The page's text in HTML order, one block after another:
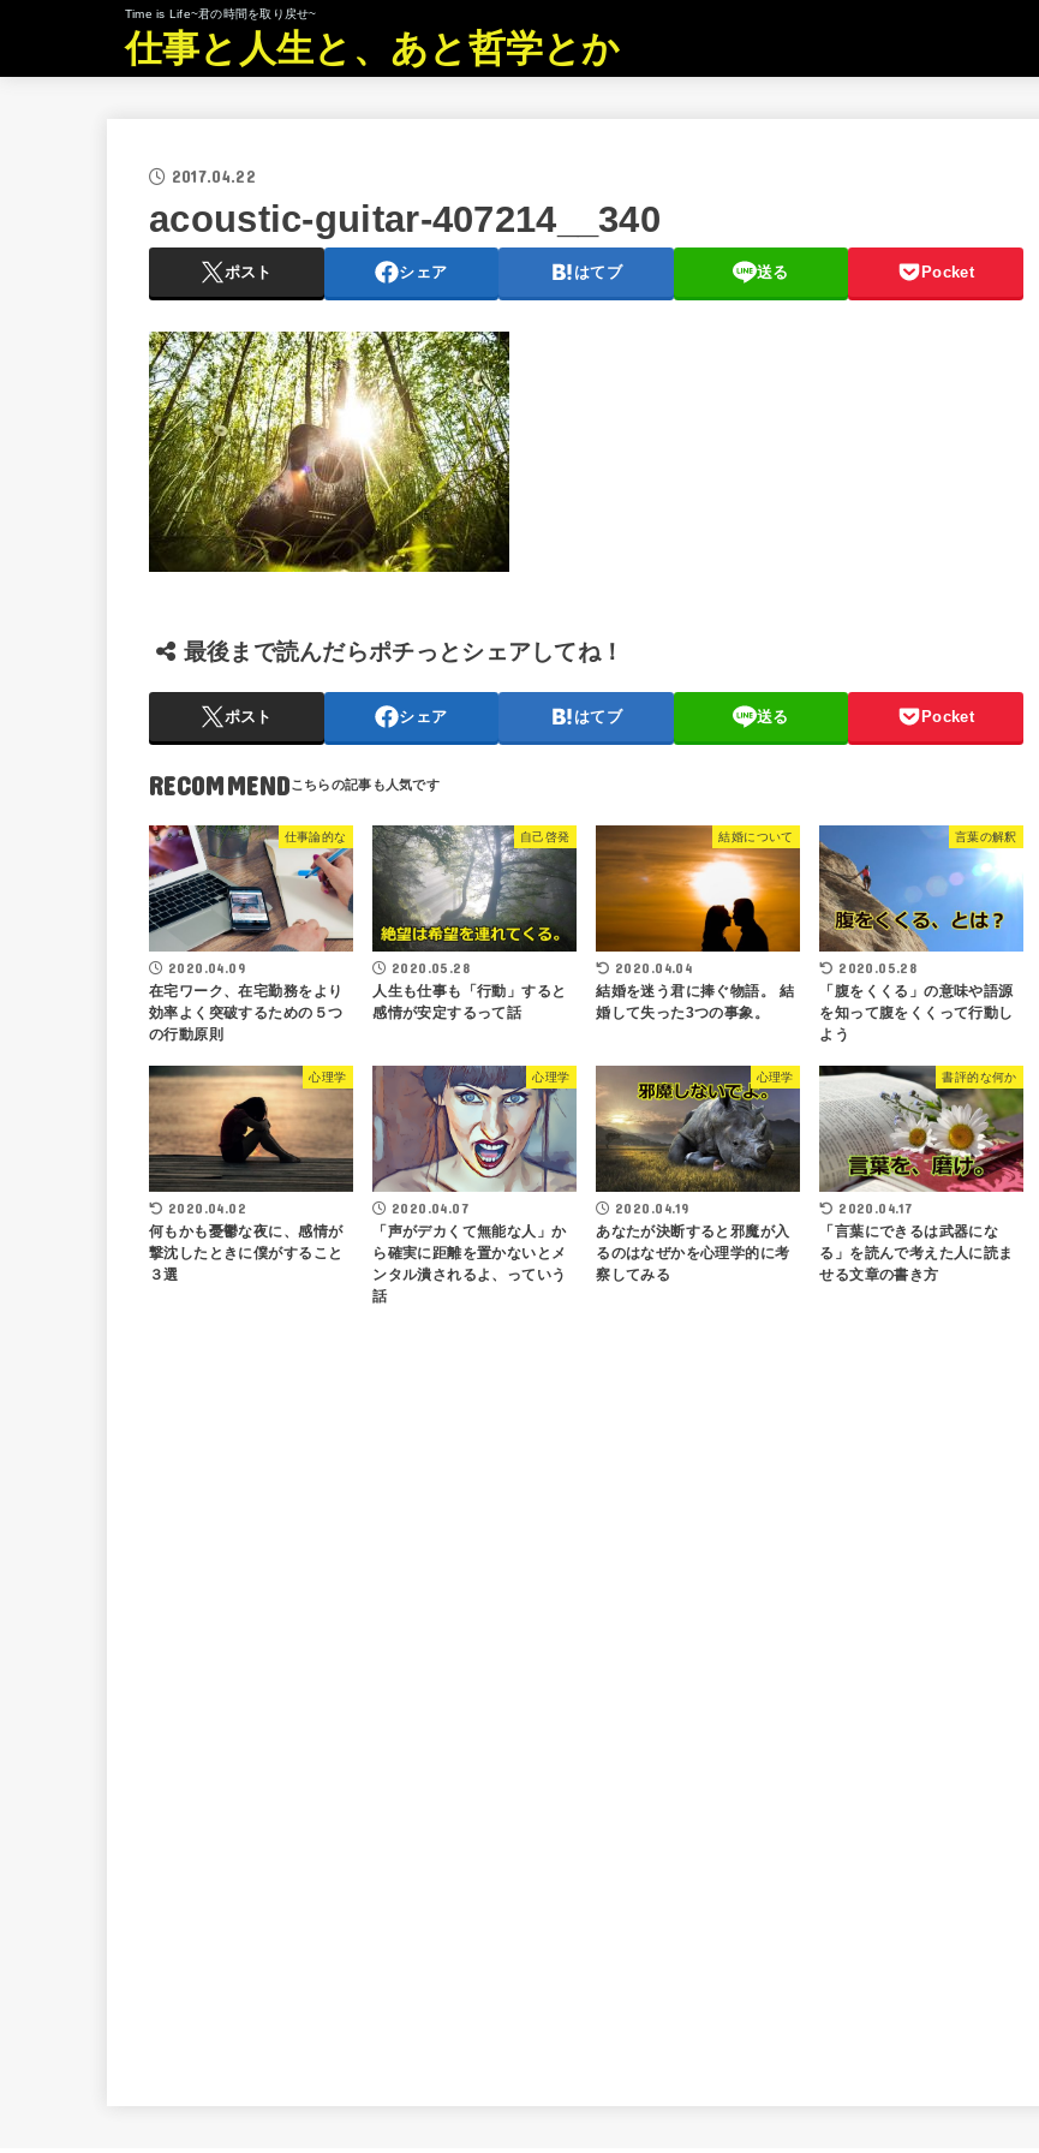
Time is Life~君の時間を取り戻せ~
仕事と人生と、あと哲学とか
2017.04.22
acoustic-guitar-407214__340
ポスト シェア はてブ 送る Pocket
最後まで読んだらポチっとシェアしてね！
ポスト シェア はてブ 送る Pocket
RECOMMEND
仕事論的な
2020.04.09
在宅ワーク、在宅勤務をより
効率よく突破するための５つ
の行動原則
自己啓発
2020.05.28
人生も仕事も「行動」すると
感情が安定するって話
結婚について
2020.04.04
結婚を迷う君に捧ぐ物語。 結
婚して失った3つの事象。
言葉の解釈
2020.05.28
「腹をくくる」の意味や語源
を知って腹をくくって行動し
よう
心理学
2020.04.02
何もかも憂鬱な夜に、感情が
撃沈したときに僕がすること
３選
心理学
2020.04.07
「声がデカくて無能な人」か
ら確実に距離を置かないとメ
ンタル潰されるよ、っていう
話
心理学
2020.04.19
あなたが決断すると邪魔が入
るのはなぜかを心理学的に考
察してみる
書評的な何か
2020.04.17
「言葉にできるは武器にな
る」を読んで考えた人に読ま
せる文章の書き方